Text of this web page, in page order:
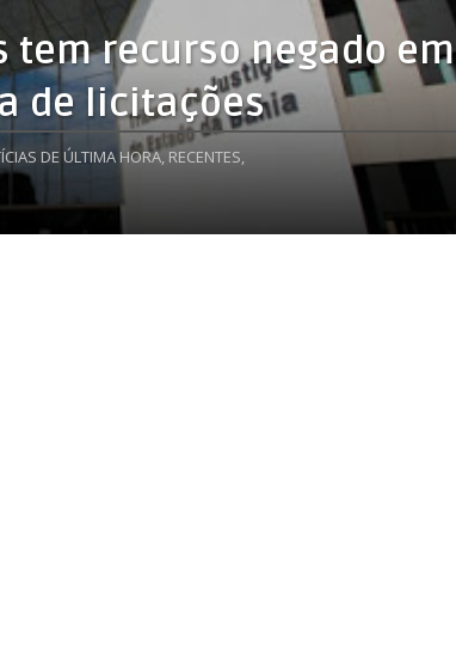
tem recurso negado em
de licitações
DE ÚLTIMA HORA, RECENTES,